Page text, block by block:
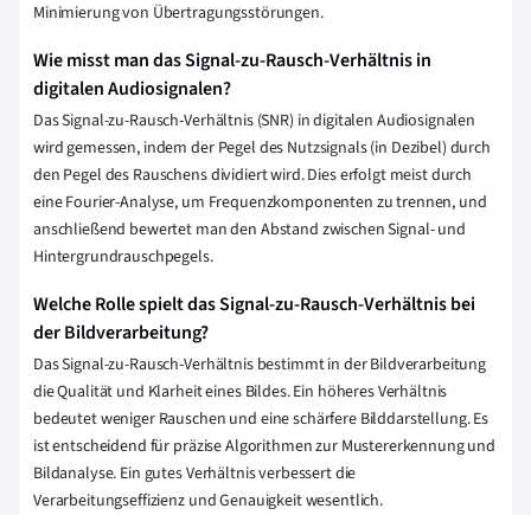
Minimierung von Übertragungsstörungen.
Wie misst man das Signal-zu-Rausch-Verhältnis in
digitalen Audiosignalen?
Das Signal-zu-Rausch-Verhältnis (SNR) in digitalen Audiosignalen
wird gemessen, indem der Pegel des Nutzsignals (in Dezibel) durch
den Pegel des Rauschens dividiert wird. Dies erfolgt meist durch
eine Fourier-Analyse, um Frequenzkomponenten zu trennen, und
anschließend bewertet man den Abstand zwischen Signal- und
Hintergrundrauschpegels.
Welche Rolle spielt das Signal-zu-Rausch-Verhältnis bei
der Bildverarbeitung?
Das Signal-zu-Rausch-Verhältnis bestimmt in der Bildverarbeitung
die Qualität und Klarheit eines Bildes. Ein höheres Verhältnis
bedeutet weniger Rauschen und eine schärfere Bilddarstellung. Es
ist entscheidend für präzise Algorithmen zur Mustererkennung und
Bildanalyse. Ein gutes Verhältnis verbessert die
Verarbeitungseffizienz und Genauigkeit wesentlich.